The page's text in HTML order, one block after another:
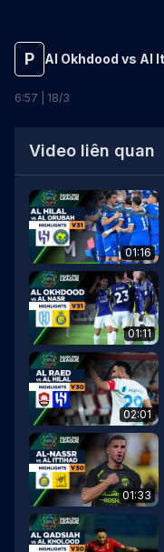
P Al Okhdood vs Al
6:57 18/3
Video liên quan
01:16
01:11
02:01
01:33